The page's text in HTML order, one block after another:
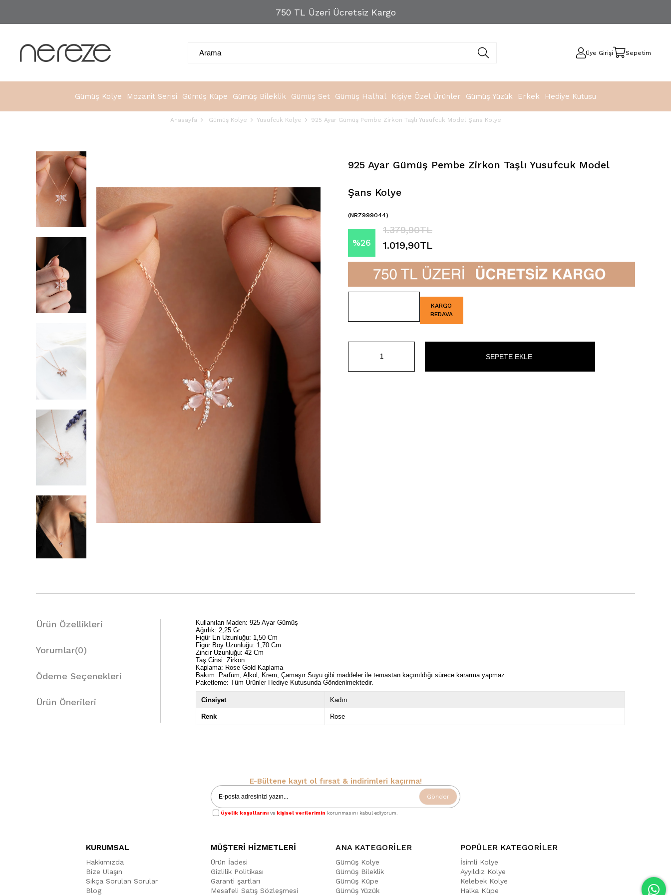
750 TL Üzeri Ücretsiz Kargo
Üye Girişi Sepetim
Gümüş Kolye Mozanit Serisi Gümüş Küpe Gümüş Bileklik Gümüş Set Gümüş Halhal Kişiye Özel Ürünler Gümüş Yüzük Erkek Hediye Kutusu
Anasayfa Gümüş Kolye Yusufcuk Kolye 925 Ayar Gümüş Pembe Zirkon Taşlı Yusufcuk Model Şans Kolye
925 Ayar Gümüş Pembe Zirkon Taşlı Yusufcuk Model
Şans Kolye
(NRZ999044)
%26
İndirim
1.379,90TL
1.019,90TL
KARGO
BEDAVA
Ürün Özellikleri
Yorumlar(0)
Ödeme Seçenekleri
Ürün Önerileri
Kullanılan Maden: 925 Ayar Gümüş
Ağırlık: 2,25 Gr
Figür En Uzunluğu: 1,50 Cm
Figür Boy Uzunluğu: 1,70 Cm
Zincir Uzunluğu: 42 Cm
Taş Cinsi: Zirkon
Kaplama: Rose Gold Kaplama
Bakım: Parfüm, Alkol, Krem, Çamaşır Suyu gibi maddeler ile temastan kaçınıldığı sürece kararma yapmaz.
Paketleme: Tüm Ürünler Hediye Kutusunda Gönderilmektedir.
Cinsiyet Kadın
Renk Rose
E-Bültene kayıt ol fırsat & indirimleri kaçırma!
Gönder
Üyelik koşullarını ve kişisel verilerimin korunmasını kabul ediyorum.
KURUMSAL
Hakkımızda
Bize Ulaşın
Sıkça Sorulan Sorular
Blog
MÜŞTERİ HİZMETLERİ
Ürün İadesi
Gizlilik Politikası
Garanti şartları
Mesafeli Satış Sözleşmesi
ANA KATEGORİLER
Gümüş Kolye
Gümüş Bileklik
Gümüş Küpe
Gümüş Yüzük
POPÜLER KATEGORİLER
İsimli Kolye
Ayyıldız Kolye
Kelebek Kolye
Halka Küpe